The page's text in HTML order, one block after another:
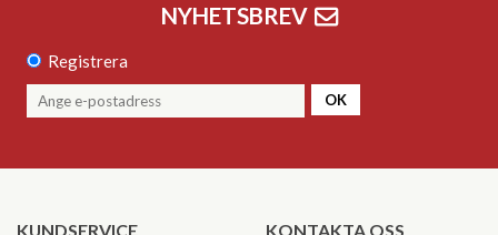
NYHETSBREV
Registrera
OK
KUNDSERVICE KONTAKTA OSS